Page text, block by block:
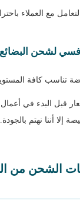
مع العملاء
لشحن البضائع
تناسب كافة
قبل البدء في
إلا أننا نهتم بالجودة.
الشحن من